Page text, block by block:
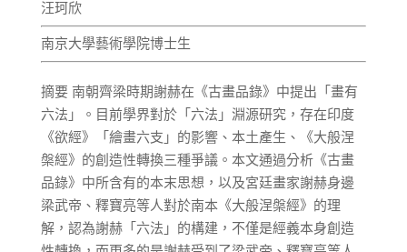
汪珂欣
南京大學藝術學院博士生
摘要 南朝齊梁時期謝赫在《古畫品錄》中提出「畫有
六法」。目前學界對於「六法」淵源研究，存在印度
《欲經》「繪畫六支」的影響、本土產生、《大般涅
槃經》的創造性轉換三種爭議。本文通過分析《古畫
品錄》中所含有的本末思想，以及宮廷畫家謝赫身邊
梁武帝、釋寶亮等人對於南本《大般涅槃經》的理
解，認為謝赫「六法」的構建，不僅是經義本身創造